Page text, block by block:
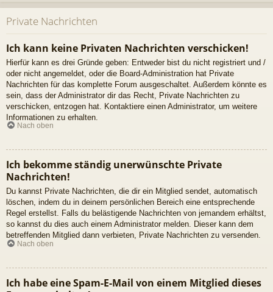
Private Nachrichten
Ich kann keine Privaten Nachrichten verschicken!
Hierfür kann es drei Gründe geben: Entweder bist du nicht registriert und /
oder nicht angemeldet, oder die Board-Administration hat Private
Nachrichten für das komplette Forum ausgeschaltet. Außerdem könnte es
sein, dass der Administrator dir das Recht, Private Nachrichten zu
verschicken, entzogen hat. Kontaktiere einen Administrator, um weitere
Informationen zu erhalten.
Nach oben
Ich bekomme ständig unerwünschte Private
Nachrichten!
Du kannst Private Nachrichten, die dir ein Mitglied sendet, automatisch
löschen, indem du in deinem persönlichen Bereich eine entsprechende
Regel erstellst. Falls du belästigende Nachrichten von jemandem erhältst,
so kannst du dies auch einem Administrator melden. Dieser kann dem
betreffenden Mitglied dann verbieten, Private Nachrichten zu versenden.
Nach oben
Ich habe eine Spam-E-Mail von einem Mitglied dieses